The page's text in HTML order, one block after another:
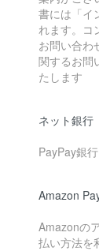
書には「イ
れます。コ
お問い合わ
関するお問
たします
ネット銀行
PayPay銀行
Amazon
Amazonの
払い方法を